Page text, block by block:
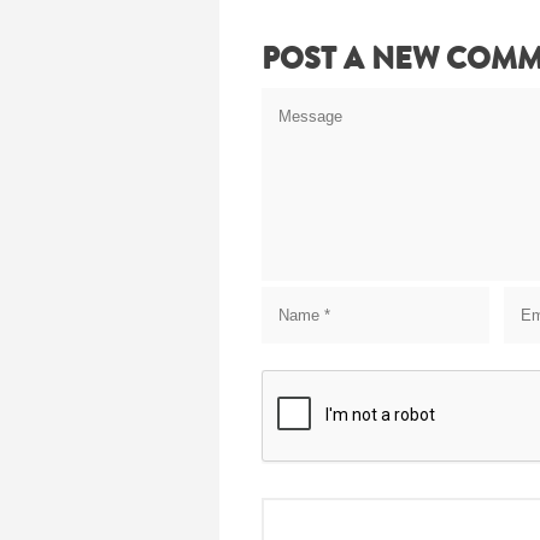
POST A NEW